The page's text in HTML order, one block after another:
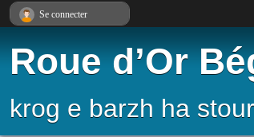
Roue d’Or
krog e barzh ha
Se connecter
Panneau de gestion des cookies